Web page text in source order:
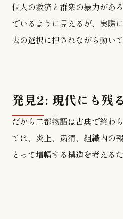
個人の救済と群衆の暴力があ
でいるように見えるが、実際
去の選択に押されながら動いて
発見2: 現代にも残
だから二都物語は古典で終わ
ては、炎上、粛清、組織内の
とって増幅する構造を考える